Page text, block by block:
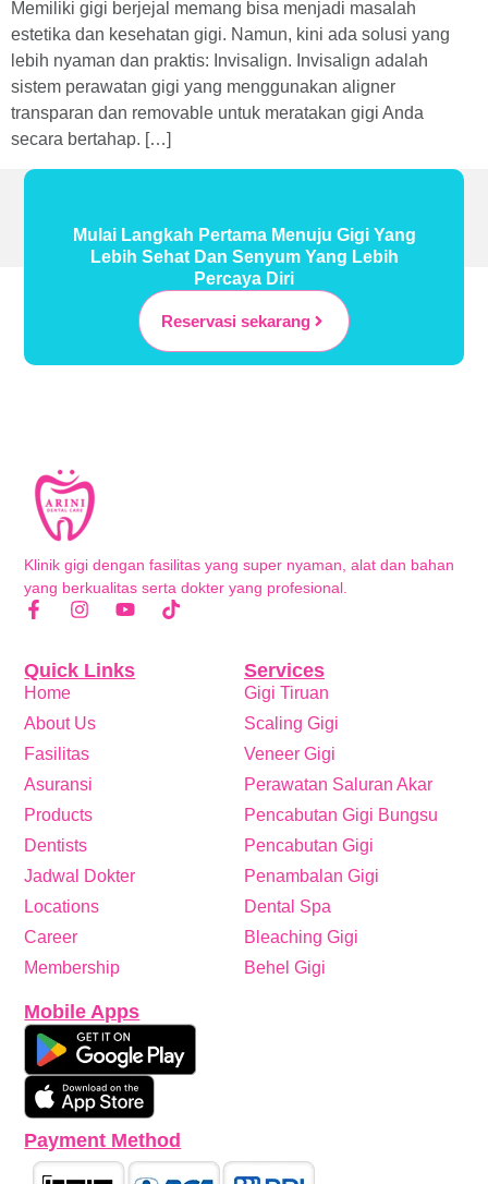
Memiliki gigi berjejal memang bisa menjadi masalah
estetika dan kesehatan gigi. Namun, kini ada solusi yang
lebih nyaman dan praktis: Invisalign. Invisalign adalah
sistem perawatan gigi yang menggunakan aligner
transparan dan removable untuk meratakan gigi Anda
secara bertahap. […]
Mulai Langkah Pertama Menuju Gigi Yang
Lebih Sehat Dan Senyum Yang Lebih
Percaya Diri
Reservasi sekarang
Klinik gigi dengan fasilitas yang super nyaman, alat dan bahan
yang berkualitas serta dokter yang profesional.
Services
Gigi Tiruan
Scaling Gigi
Veneer Gigi
Perawatan Saluran Akar
Pencabutan Gigi Bungsu
Pencabutan Gigi
Penambalan Gigi
Dental Spa
Bleaching Gigi
Behel Gigi
Quick Links
Home
About Us
Fasilitas
Asuransi
Products
Dentists
Jadwal Dokter
Locations
Career
Membership
Mobile Apps
Payment Method